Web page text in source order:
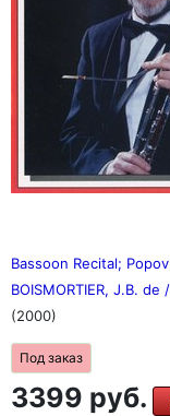
Bassoon Recital;
BOISMORTIER, J.B.
(2000)
Под заказ
3399 руб.